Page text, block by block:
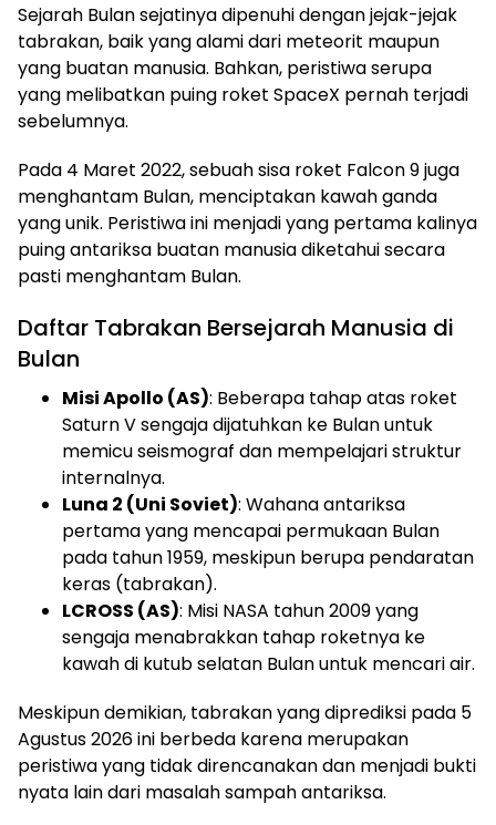
Sejarah Bulan sejatinya dipenuhi dengan jejak-jejak
tabrakan, baik yang alami dari meteorit maupun
yang buatan manusia. Bahkan, peristiwa serupa
yang melibatkan puing roket SpaceX pernah terjadi
sebelumnya.
Pada 4 Maret 2022, sebuah sisa roket Falcon 9 juga
menghantam Bulan, menciptakan kawah ganda
yang unik. Peristiwa ini menjadi yang pertama kalinya
puing antariksa buatan manusia diketahui secara
pasti menghantam Bulan.
Daftar Tabrakan Bersejarah Manusia di
Bulan
Misi Apollo (AS): Beberapa tahap atas roket
Saturn V sengaja dijatuhkan ke Bulan untuk
memicu seismograf dan mempelajari struktur
internalnya.
Luna 2 (Uni Soviet): Wahana antariksa
pertama yang mencapai permukaan Bulan
pada tahun 1959, meskipun berupa pendaratan
keras (tabrakan).
LCROSS (AS): Misi NASA tahun 2009 yang
sengaja menabrakkan tahap roketnya ke
kawah di kutub selatan Bulan untuk mencari air.
Meskipun demikian, tabrakan yang diprediksi pada 5
Agustus 2026 ini berbeda karena merupakan
peristiwa yang tidak direncanakan dan menjadi bukti
nyata lain dari masalah sampah antariksa.